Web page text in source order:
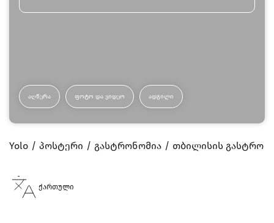
ᲐᲦᲬᲔᲠᲐ ᲤᲝᲢᲝ ᲓᲐ ᲕᲘᲓᲔᲝ ᲐᲓᲒᲘᲚᲘ
Yolo პოსტერი გასტრონომია თბილისის გასტრო
ქართული